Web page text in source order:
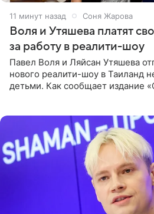
12 минут назад Соня Жарова
Воля и Утяшева платят
за работу в реалити-шоу
Павел Воля и Ляйсан Утяшева
нового реалити-шоу в Таиланд
детьми. Как сообщает издание